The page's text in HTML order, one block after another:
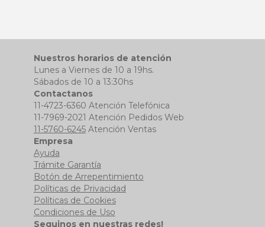
Nuestros horarios de atención
Lunes a Viernes de 10 a 19hs.
Sábados de 10 a 13:30hs
Contactanos
11-4723-6360 Atención Telefónica
11-7969-2021 Atención Pedidos Web
11-5760-6245Atención Ventas
Empresa
Ayuda
Trámite Garantía
Botón de Arrepentimiento
Políticas de Privacidad
Políticas de Cookies
Condiciones de Uso
Seguinos en nuestras redes!